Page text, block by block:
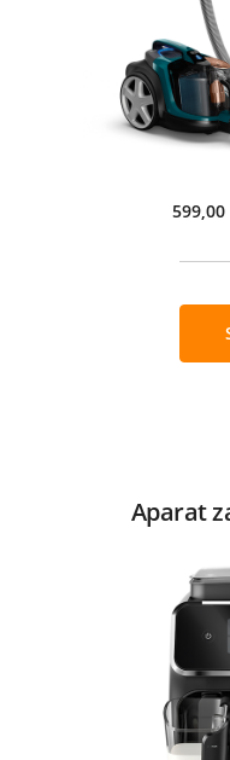
599,00
Aparat